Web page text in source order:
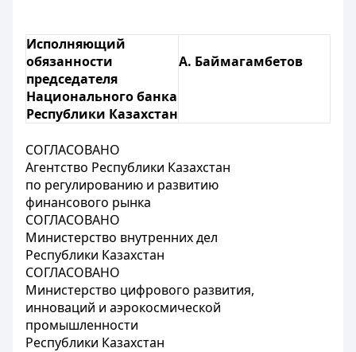
Исполняющий
обязанности
председателя
Национального банка
Республики Казахстан
А. Баймагамбетов
СОГЛАСОВАНО
Агентство Республики Казахстан
по регулированию и развитию
финансового рынка
СОГЛАСОВАНО
Министерство внутренних дел
Республики Казахстан
СОГЛАСОВАНО
Министерство цифрового развития,
инноваций и аэрокосмической
промышленности
Республики Казахстан